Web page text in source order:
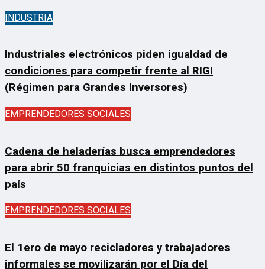
INDUSTRIA
Industriales electrónicos piden igualdad de
condiciones para competir frente al RIGI
(Régimen para Grandes Inversores)
EMPRENDEDORES SOCIALES
Cadena de heladerías busca emprendedores
para abrir 50 franquicias en distintos puntos del
país
EMPRENDEDORES SOCIALES
El 1ero de mayo recicladores y trabajadores
informales se movilizarán por el Día del